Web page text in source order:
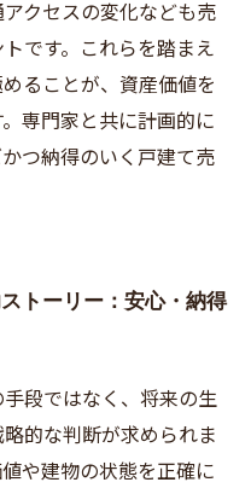
クセスの変化なども売
です。これらを踏まえ
ることが、資産価値を
専門家と共に計画的に
つ納得のいく戸建て売
トーリー：安心・納得
段ではなく、将来の生
的な判断が求められま
や建物の状態を正確に